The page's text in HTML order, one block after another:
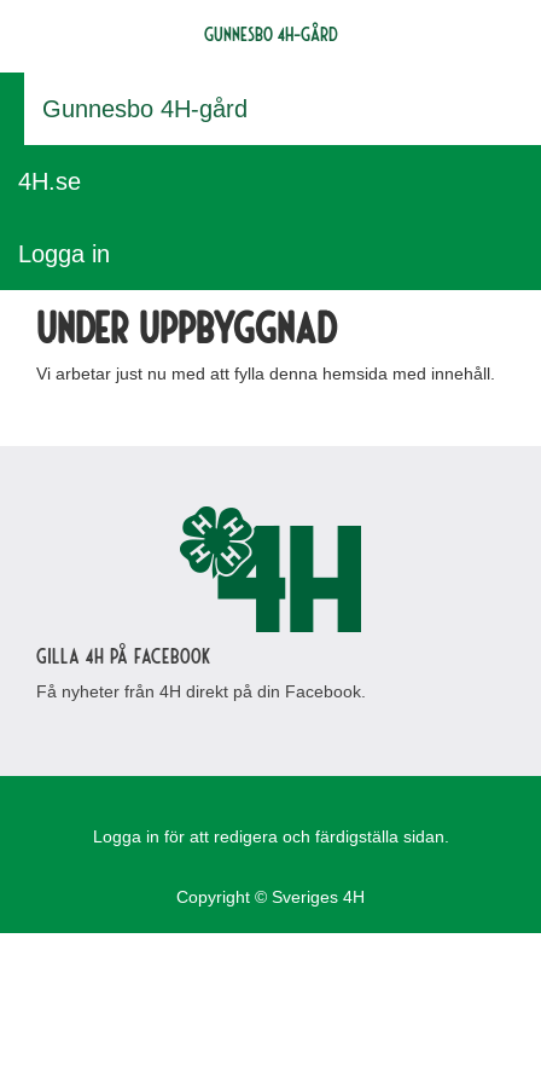
Gunnesbo 4H-gård
Gunnesbo 4H-gård
4H.se
Logga in
Under uppbyggnad
Vi arbetar just nu med att fylla denna hemsida med innehåll.
Gilla 4H på Facebook
Få nyheter från 4H direkt på din Facebook.
Logga in för att redigera och färdigställa sidan.
Copyright © Sveriges 4H